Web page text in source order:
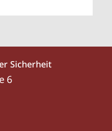
Sicherheit
6